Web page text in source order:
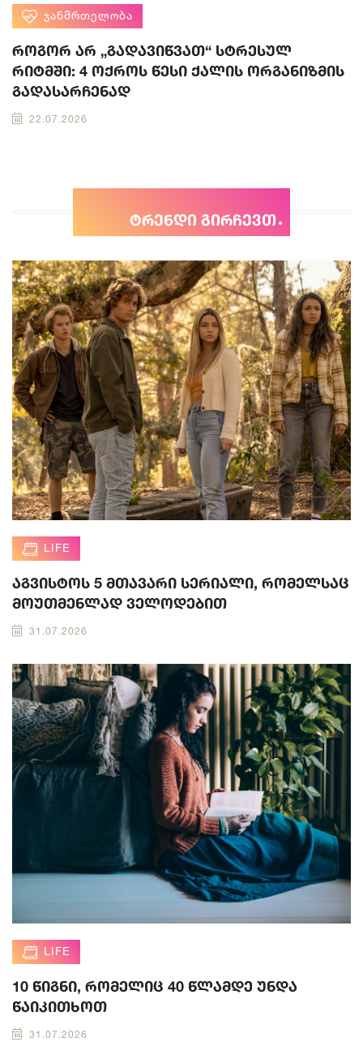
ᲯᲐᲜᲛᲠᲗᲔᲚᲝᲑᲐ
როგორ არ „გადავიწვათ“ სტრესულ
რიტმში: 4 ოქროს წესი ქალის ორგანიზმის
გადასარჩენად
22.07.2026
ტრენდი გირჩევთ
LIFE
აგვისტოს 5 მთავარი სერიალი, რომელსაც
მოუთმენლად ველოდებით
31.07.2026
LIFE
10 წიგნი, რომელიც 40 წლამდე უნდა
წაიკითხოთ
31.07.2026